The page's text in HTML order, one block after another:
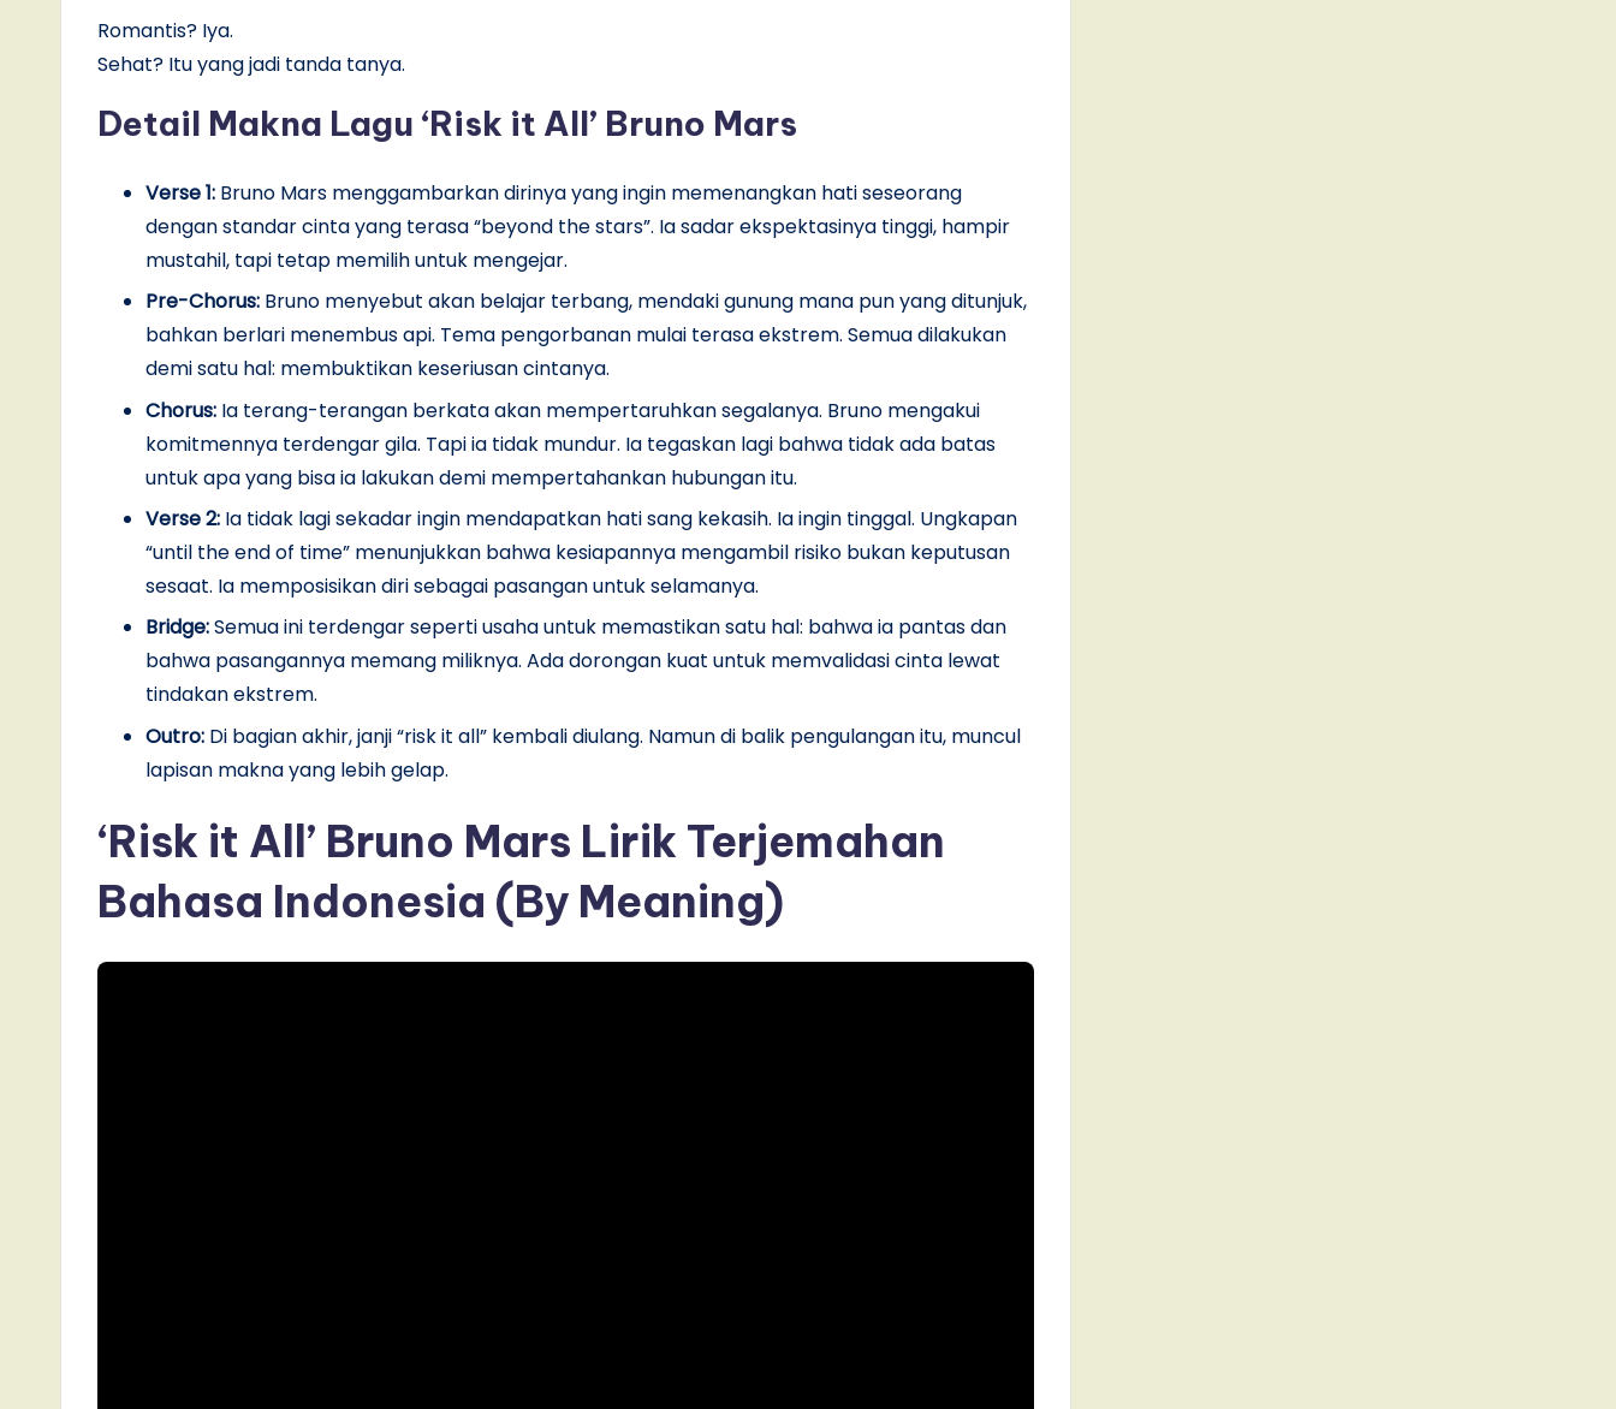
Romantis? Iya.
Sehat? Itu yang jadi tanda tanya.
Detail Makna Lagu ‘Risk it All’ Bruno Mars
Verse 1: Bruno Mars menggambarkan dirinya yang ingin memenangkan hati seseorang
dengan standar cinta yang terasa “beyond the stars”. Ia sadar ekspektasinya tinggi, hampir
mustahil, tapi tetap memilih untuk mengejar.
Pre-Chorus: Bruno menyebut akan belajar terbang, mendaki gunung mana pun yang ditunjuk,
bahkan berlari menembus api. Tema pengorbanan mulai terasa ekstrem. Semua dilakukan
demi satu hal: membuktikan keseriusan cintanya.
Chorus: Ia terang-terangan berkata akan mempertaruhkan segalanya. Bruno mengakui
komitmennya terdengar gila. Tapi ia tidak mundur. Ia tegaskan lagi bahwa tidak ada batas
untuk apa yang bisa ia lakukan demi mempertahankan hubungan itu.
Verse 2: Ia tidak lagi sekadar ingin mendapatkan hati sang kekasih. Ia ingin tinggal. Ungkapan
“until the end of time” menunjukkan bahwa kesiapannya mengambil risiko bukan keputusan
sesaat. Ia memposisikan diri sebagai pasangan untuk selamanya.
Bridge:Semua ini terdengar seperti usaha untuk memastikan satu hal: bahwa ia pantas dan
bahwa pasangannya memang miliknya. Ada dorongan kuat untuk memvalidasi cinta lewat
tindakan ekstrem.
Outro: Di bagian akhir, janji “risk it all” kembali diulang. Namun di balik pengulangan itu, muncul
lapisan makna yang lebih gelap.
‘Risk it All’ Bruno Mars Lirik Terjemahan
Bahasa Indonesia (By Meaning)